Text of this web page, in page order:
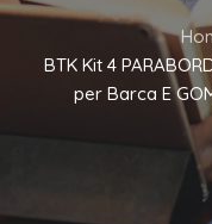
BTK Kit 4
per Barca E